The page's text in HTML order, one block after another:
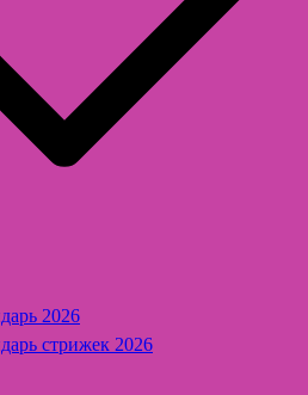
2026
стрижек 2026